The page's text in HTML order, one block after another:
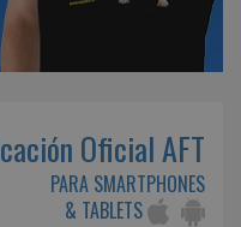
Oficial AFT
PARA SMARTPHONES
& TABLETS